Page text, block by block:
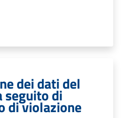
dei dati del
seguito di
di violazione